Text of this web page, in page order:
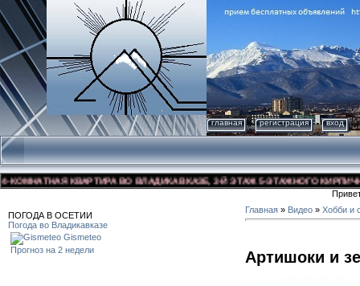
главная регистрация вход
КВАРТИРА ВО ВЛАДИКАВКАЗЕ, 3-Й ЭТАЖ 5-ЭТАЖНОГО
ПОГОДА В ОСЕТИИ
Погода во Владикавказе
Gismeteo
Прогноз на 2 недели
Главная » Видео » Хобби и
Артишоки и